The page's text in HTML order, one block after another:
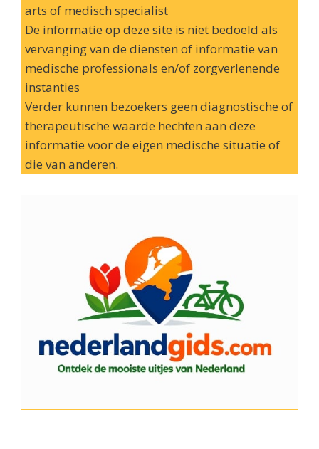
arts of medisch specialist
De informatie op deze site is niet bedoeld als
vervanging van de diensten of informatie van
medische professionals en/of zorgverlenende
instanties
Verder kunnen bezoekers geen diagnostische of
therapeutische waarde hechten aan deze
informatie voor de eigen medische situatie of
die van anderen.